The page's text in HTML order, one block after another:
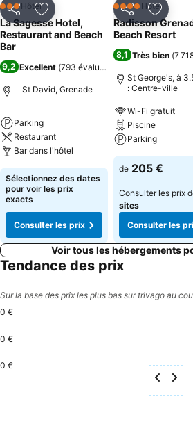
PartagerAjouter à mes favoris
3 ÉtoilesHôtel
La Sagesse Hotel,
Restaurant and Beach
Bar
9,2 Excellent (793 évaluations
St David, Grenade
Parking
Restaurant
Bar dans l'hôtel
Sélectionnez des dates
pour voir les prix
exacts
Consulter les prix
Partager
4 ÉtoilesHôtel
Radisson
Beach Resort
8,1 Très bien (7
St George's, à
: Centre-ville
Wi-Fi gratuit
Piscine
Parking
de 205 €
Consulter les prix
sites
Consulter les
Voir tous les hébergements
Tendance des prix
Sur la base des prix les plus bas sur trivago au
0 €
0 €
0 €